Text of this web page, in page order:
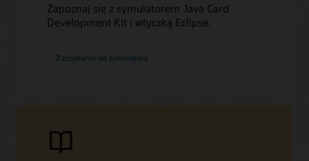
Zapoznaj się z symulatorem Java Card
Development Kit i wtyczką Eclipse.
Zaczynanie od symulatora